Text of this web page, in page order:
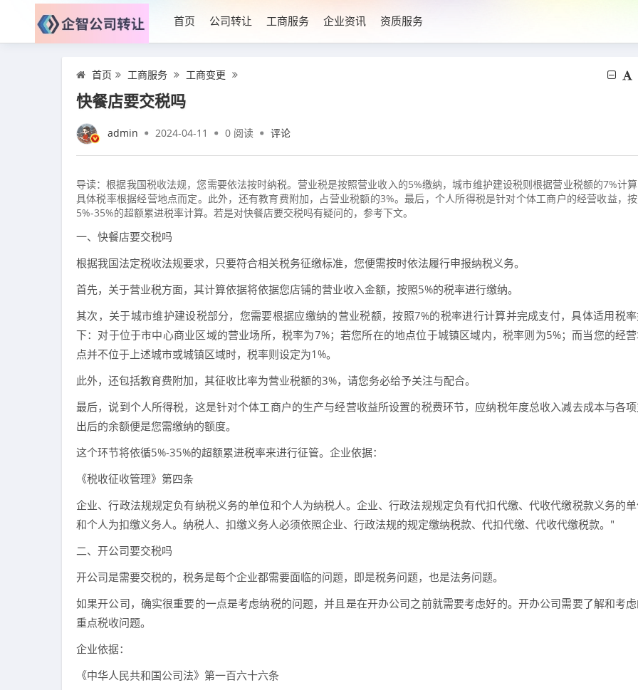
首页 公司转让 工商服务 企业资讯 资质服务
首页 工商服务 工商变更
快餐店要交税吗
admin 2024-04-11 0 阅读 评论
导读：根据我国税收法规，您需要依法按时纳税。营业税是按照营业收入的5%缴纳，城市维护建设税则根据营业税额的7%计
具体税率根据经营地点而定。此外，还有教育费附加，占营业税额的3%。最后，个人所得税是针对个体工商户的经营收益，
5%-35%的超额累进税率计算。若是对快餐店要交税吗有疑问的，参考下文。
一、快餐店要交税吗
根据我国法定税收法规要求，只要符合相关税务征缴标准，您便需按时依法履行申报纳税义务。
首先，关于营业税方面，其计算依据将依据您店铺的营业收入金额，按照5%的税率进行缴纳。
其次，关于城市维护建设税部分，您需要根据应缴纳的营业税额，按照7%的税率进行计算并完成支付，具体适用税
下：对于位于市中心商业区域的营业场所，税率为7%；若您所在的地点位于城镇区域内，税率则为5%；而当您的经
点并不位于上述城市或城镇区域时，税率则设定为1%。
此外，还包括教育费附加，其征收比率为营业税额的3%，请您务必给予关注与配合。
最后，说到个人所得税，这是针对个体工商户的生产与经营收益所设置的税费环节，应纳税年度总收入减去成本与各
出后的余额便是您需缴纳的额度。
这个环节将依循5%-35%的超额累进税率来进行征管。企业依据：
《税收征收管理》第四条
企业、行政法规规定负有纳税义务的单位和个人为纳税人。企业、行政法规规定负有代扣代缴、代收代缴税款义务的
和个人为扣缴义务人。纳税人、扣缴义务人必须依照企业、行政法规的规定缴纳税款、代扣代缴、代收代缴税款。"
二、开公司要交税吗
开公司是需要交税的，税务是每个企业都需要面临的问题，即是税务问题，也是法务问题。
如果开公司，确实很重要的一点是考虑纳税的问题，并且是在开办公司之前就需要考虑好的。开办公司需要了解和考
重点税收问题。
企业依据：
《中华人民共和国公司法》第一百六十六条